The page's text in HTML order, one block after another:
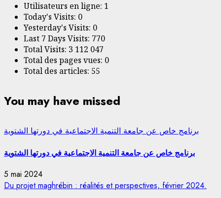
Utilisateurs en ligne: 1
Today's Visits: 0
Yesterday's Visits: 0
Last 7 Days Visits: 770
Total Visits: 3 112 047
Total des pages vues: 0
Total des articles: 55
You may have missed
برنامج خاص عن جامعة التنمية الاجتماعية في دورتها الشتوية
برنامج خاص عن جامعة التنمية الاجتماعية في دورتها الشتوية
5 mai 2024
Du projet maghrébin : réalités et perspectives, février 2024.